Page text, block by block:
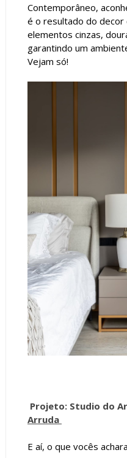
Contemporâneo,
é o resultado do
elementos cinzas,
garantindo um
Vejam só!
Projeto: Studio do
Arruda
E aí, o que vocês